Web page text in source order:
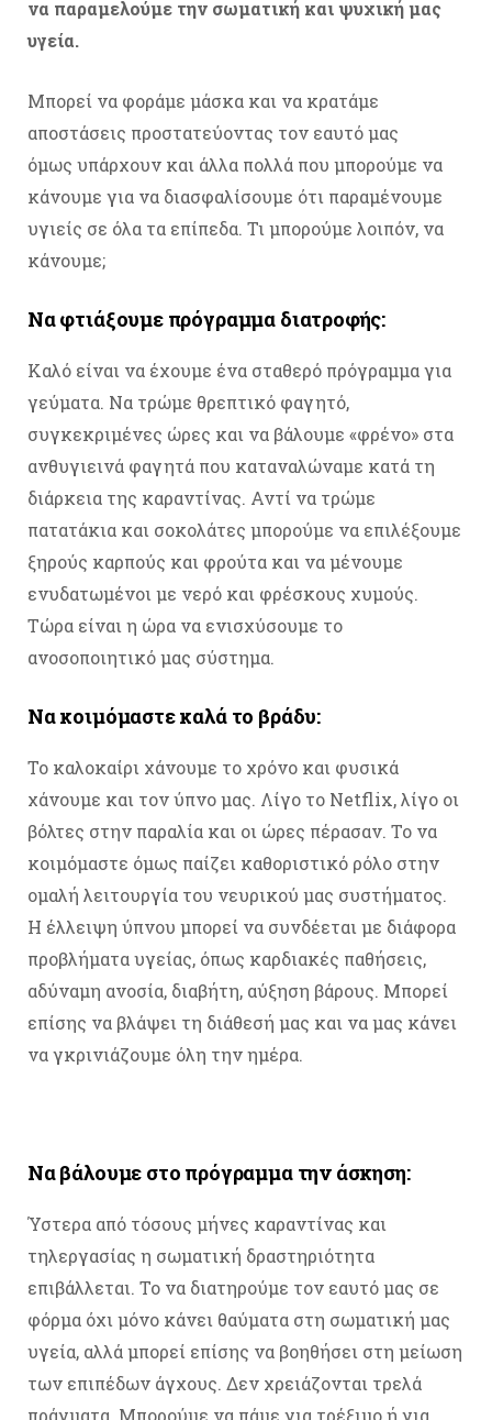
να παραμελούμε την σωματική και ψυχική μας
υγεία.
Μπορεί να φοράμε μάσκα και να κρατάμε
αποστάσεις προστατεύοντας τον εαυτό μας
όμως υπάρχουν και άλλα πολλά που μπορούμε να
κάνουμε για να διασφαλίσουμε ότι παραμένουμε
υγιείς σε όλα τα επίπεδα. Τι μπορούμε λοιπόν, να
κάνουμε;
Να φτιάξουμε πρόγραμμα διατροφής:
Καλό είναι να έχουμε ένα σταθερό πρόγραμμα για
γεύματα. Να τρώμε θρεπτικό φαγητό,
συγκεκριμένες ώρες και να βάλουμε «φρένο» στα
ανθυγιεινά φαγητά που καταναλώναμε κατά τη
διάρκεια της καραντίνας. Αντί να τρώμε
πατατάκια και σοκολάτες μπορούμε να επιλέξουμε
ξηρούς καρπούς και φρούτα και να μένουμε
ενυδατωμένοι με νερό και φρέσκους χυμούς.
Τώρα είναι η ώρα να ενισχύσουμε το
ανοσοποιητικό μας σύστημα.
Να κοιμόμαστε καλά το βράδυ:
Το καλοκαίρι χάνουμε το χρόνο και φυσικά
χάνουμε και τον ύπνο μας. Λίγο το Netflix, λίγο οι
βόλτες στην παραλία και οι ώρες πέρασαν. Το να
κοιμόμαστε όμως παίζει καθοριστικό ρόλο στην
ομαλή λειτουργία του νευρικού μας συστήματος.
Η έλλειψη ύπνου μπορεί να συνδέεται με διάφορα
προβλήματα υγείας, όπως καρδιακές παθήσεις,
αδύναμη ανοσία, διαβήτη, αύξηση βάρους. Μπορεί
επίσης να βλάψει τη διάθεσή μας και να μας κάνει
να γκρινιάζουμε όλη την ημέρα.
Να βάλουμε στο πρόγραμμα την άσκηση:
Ύστερα από τόσους μήνες καραντίνας και
τηλεργασίας η σωματική δραστηριότητα
επιβάλλεται. Το να διατηρούμε τον εαυτό μας σε
φόρμα όχι μόνο κάνει θαύματα στη σωματική μας
υγεία, αλλά μπορεί επίσης να βοηθήσει στη μείωση
των επιπέδων άγχους. Δεν χρειάζονται τρελά
πράγματα. Μπορούμε να πάμε για τρέξιμο ή για